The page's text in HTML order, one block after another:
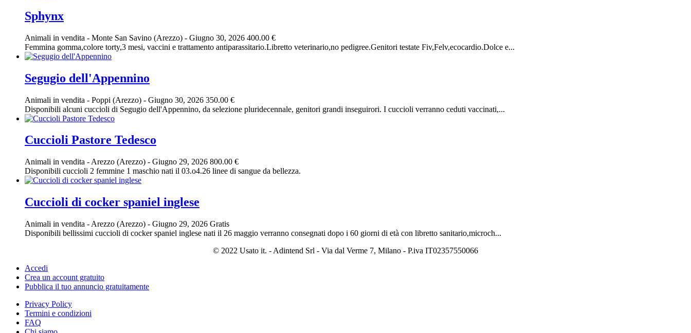
Sphynx
Animali in vendita - Monte San Savino (Arezzo) - Giugno 30, 2026 400.00 €
Femmina gomma,colore torty,3 mesi, vaccini e trattamento antiparassitario.Libretto veterinario,no pedigree.Genitori testate Fiv,Felv,ecocardio.Dolce e...
Segugio dell'Appennino
Animali in vendita - Poppi (Arezzo) - Giugno 30, 2026 350.00 €
Disponibili alcuni cuccioli di Segugio dell'Appennino, da selezione pluridecennale, genitori grandi inseguirori. I cuccioli verranno ceduti vaccinati,...
Cuccioli Pastore Tedesco
Animali in vendita - Arezzo (Arezzo) - Giugno 29, 2026 800.00 €
Disponibili cuccioli 2 femmine 1 maschio nati il 03.o4.26 linee di sangue da bellezza.
Cuccioli di cocker spaniel inglese
Animali in vendita - Arezzo (Arezzo) - Giugno 29, 2026 Gratis
Disponibili bellissimi cuccioli di cocker spaniel inglese nati il 26 maggio verranno consegnati dopo i 60 giorni di età con libretto sanitario,microch...
© 2022 Usato it. - Adintend Srl - Via dal Verme 7, Milano - P.iva IT02357550066
Accedi
Crea un account gratuito
Pubblica il tuo annuncio gratuitamente
Privacy Policy
Termini e condizioni
FAQ